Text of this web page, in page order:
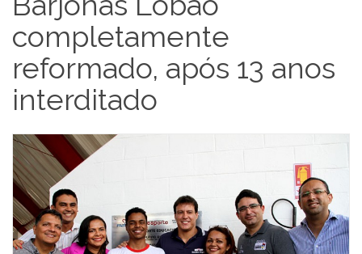
completamente
reformado, após 13 anos
interditado